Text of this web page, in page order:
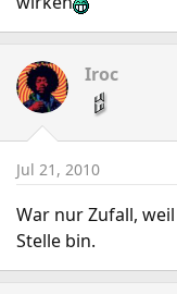
Iroc
Jul 21, 2010
War nur Zufall,
Stelle bin.